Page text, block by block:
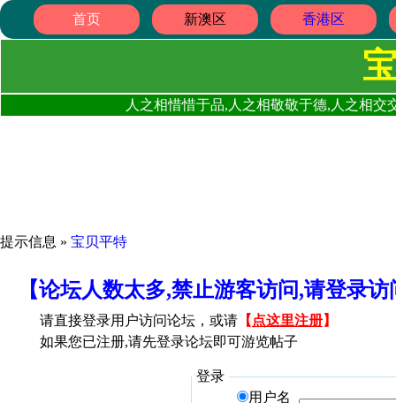
首页 新澳区 香港区
人之相惜惜于品,人之相敬敬于德,人之相
提示信息 » 宝贝平特
【论坛人数太多,禁止游客访问,请登录
请直接登录用户访问论坛，或请 【 点这里注册】
如果您已注册,请先登录论坛即可游览帖子
登录
用户名